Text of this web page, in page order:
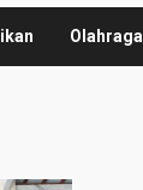
Olahraga